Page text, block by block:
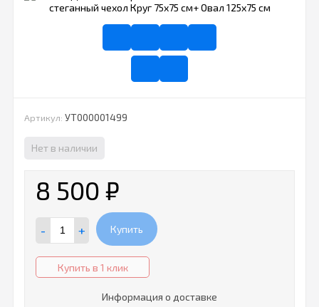
Артикул: УТ000001499
Нет в наличии
8 500 ₽
- + Купить
Купить в 1 клик
Информация о доставке